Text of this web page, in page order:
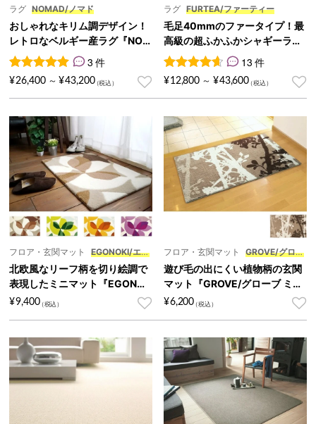
ラグ NOMAD/ノマド
おしゃれなキリム調デザイン！
レトロなベルギー産ラグ『NOM
AD/ノマド』
3
件の利用者評価に基づく5段階評価のうち、5.00 点
3 件
¥26,400 ～ ¥43,200
ラグ FURTEA/ファーティー
毛足40mmのファータイプ！最
高級の超ふかふかシャギーラグ
『FURTEA/ファーティー』
13
件の利用者評価に基づく5段
13 件
¥12,800 ～ ¥43,600
フロア・玄関マット
EGONOKI/エゴ
ノキ
北欧風なリーフ柄を切り絵調で
表現したミニマット『EGONOK
I/エゴノキ』
¥9,400
フロア・玄関マット
GROVE/グロー
ブ ミニ
遊び毛の出にくい植物柄の玄関
マット『GROVE/グローブ ミ
ニ』
¥6,200